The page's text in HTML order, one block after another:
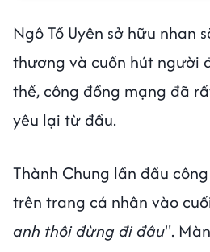
Ngô Tố Uyên sở hữu nhan
thương và cuốn hút người
thế, công đồng mạng đã
yêu lại từ đầu.
Thành Chung lần đầu
trên trang cá nhân vào
anh thôi đừng đi đâu".